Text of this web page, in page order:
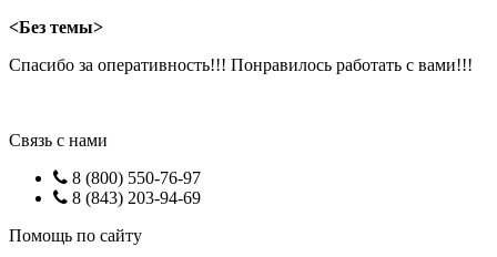
<Без темы>
Спасибо за оперативность!!! Понравилось работать с вами!!!
Связь с нами
8 (800) 550-76-97
8 (843) 203-94-69
Помощь по сайту